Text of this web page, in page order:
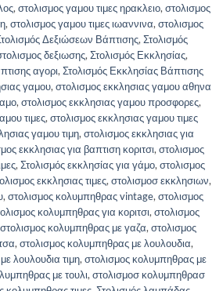
,στολισμος γαμου τιμες ηρακλειο,στολισμος
,στολισμος γαμου τιμες ιωαννινα,στολισμος
Δεξιώσεων Βάπτισης,Στολισμός
δεξιωσης,Στολισμός Εκκλησίας,
αγορι,Στολισμός Εκκλησίας Βάπτισης
γαμου,στολισμος εκκλησιας γαμου αθηνα
,στολισμος εκκλησιας γαμου προσφορες,
τιμες,στολισμος εκκλησιας γαμου τιμες
γαμου τιμη,στολισμος εκκλησιας για
εκκλησιας για βαπτιση κοριτσι,στολισμος
,Στολισμός εκκλησίας για γάμο,στολισμος
εκκλησιας τιμες,στολισμοσ εκκλησιων,
,στολισμος κολυμπηθρας vintage,στολισμος
κολυμπηθρας για κοριτσι,στολισμος
στολισμος κολυμπηθρας με γαζα,στολισμος
,στολισμος κολυμπηθρας με λουλουδια,
λουλουδια τιμη,στολισμος κολυμπηθρας με
με τουλι,στολισμοσ κολυμπηθρασ